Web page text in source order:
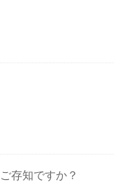
存知ですか？